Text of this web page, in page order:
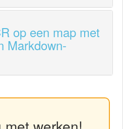
op een map met
Markdown-